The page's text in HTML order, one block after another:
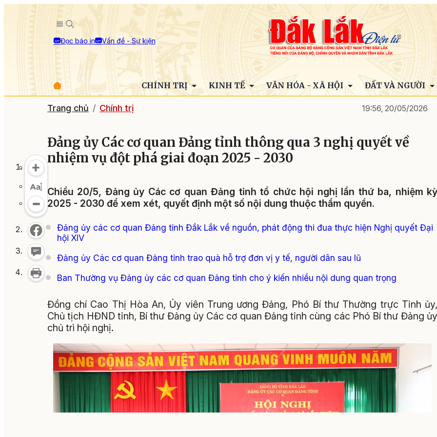
Đọc báo in Vấn đề - Sự kiện
CHÍNH TRỊ KINH TẾ VĂN HÓA - XÃ HỘI ĐẤT VÀ NGƯỜI
Trang chủ Chính trị 19:56, 20/05/2026
Đảng ủy Các cơ quan Đảng tỉnh thông qua 3 nghị quyết về
nhiệm vụ đột phá giai đoạn 2025 - 2030
Chiều 20/5, Đảng ủy Các cơ quan Đảng tỉnh tổ chức hội nghị lần thứ ba, nhiệm kỳ
2025 - 2030 để xem xét, quyết định một số nội dung thuộc thẩm quyền.
Đảng ủy các cơ quan Đảng tỉnh Đắk Lắk về nguồn, phát động thi đua thực hiện Nghị quyết Đại
hội XIV
Đảng ủy Các cơ quan Đảng tỉnh trao quà hỗ trợ đơn vị y tế, người dân sau lũ
Ban Thường vụ Đảng ủy các cơ quan Đảng tỉnh cho ý kiến nhiều nội dung quan trọng
Đồng chí Cao Thị Hòa An, Ủy viên Trung ương Đảng, Phó Bí thư Thường trực Tỉnh ủy,
Chủ tịch HĐND tỉnh, Bí thư Đảng ủy Các cơ quan Đảng tỉnh cùng các Phó Bí thư Đảng ủy
chủ trì hội nghị.